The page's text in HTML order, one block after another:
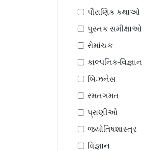
પૌરાણિક કથાઓ
પુસ્તક સમીક્ષાઓ
રોમાંચક
કાલ્પનિક-વિજ્ઞાન
બિઝનેસ
રમતગમત
પ્રાણીઓ
જ્યોતિષશાસ્ત્ર
વિજ્ઞાન